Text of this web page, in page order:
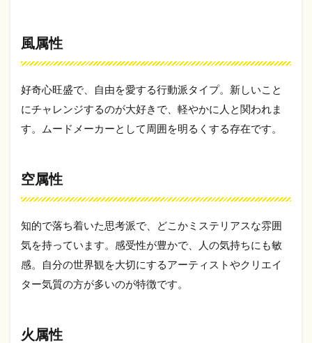
気
性
人
覧
有
名
か
ら
向
風属性
好奇心旺盛で、自由を愛する行動派タイプ。新しいこと
にチャレンジするのが大好きで、軽やかに人と関われま
す。ムードメーカーとして周囲を明るくする存在です。
空属性
知的で落ち着いた思考派で、どこかミステリアスな雰囲
気を持っています。感受性が豊かで、人の気持ちにも敏
感。自分の世界観を大切にするアーティストやクリエイ
ター気質の方が多いのが特徴です。
火属性